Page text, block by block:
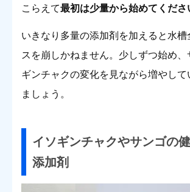
こらえて最初は少量から始めてくださ
いきなり多量の添加剤を加えると水槽
スを崩しかねません。少しずつ始め、
ギンチャクの変化を見ながら増やして
ましょう。
イソギンチャクやサンゴの
添加剤